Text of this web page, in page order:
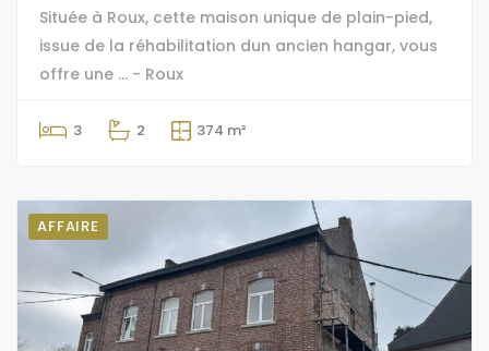
Située à Roux, cette maison unique de plain-pied,
issue de la réhabilitation dun ancien hangar, vous
offre une ... - Roux
3 2 374 m²
AFFAIRE